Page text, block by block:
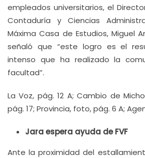
empleados universitarios, el
Contaduría y Ciencias
Máxima Casa de Estudios, Miguel
señaló que “este logro es el
intenso que ha realizado la
facultad”.
La Voz, pág. 12 A; Cambio de
pág. 17; Provincia, foto, pág. 6 A;
Jara espera ayuda de FVF
Ante la proximidad del